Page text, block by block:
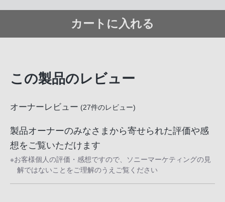
カートに入れる
この製品のレビュー
オーナーレビュー (27件のレビュー)
製品オーナーのみなさまから寄せられた評価や感
想をご覧いただけます
※お客様個人の評価・感想ですので、ソニーマーケティングの見
解ではないことをご理解のうえご覧ください